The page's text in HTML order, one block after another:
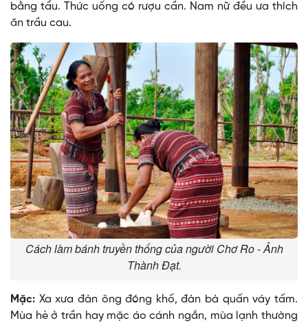
bằng tẩu. Thức uống có rượu cần. Nam nữ đều ưa thích
ăn trầu cau.
Cách làm bánh truyền thống của người Chơ Ro - Ảnh
Thành Đạt.
Mặc: Xa xưa đàn ông đóng khố, đàn bà quấn váy tấm.
Mùa hè ở trần hay mặc áo cánh ngắn, mùa lạnh thường